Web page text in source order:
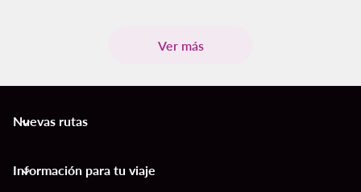
Ver más
Nuevas rutas
keyboard_arrow_down
Información para tu viaje
keyboard_arrow_down